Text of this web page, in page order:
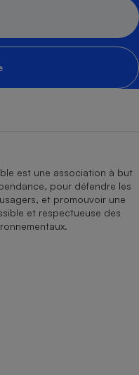
est une association à but
pour défendre les
et promouvoir une
et respectueuse des